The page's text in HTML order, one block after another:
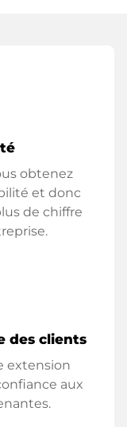
obtenez
et donc
de chiffre
des clients
extension
aux